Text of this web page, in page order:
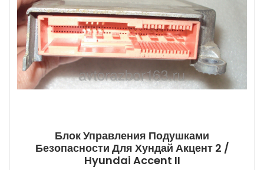
Блок Управления Подушками
Безопасности Для Хундай Акцент 2 /
Hyundai Accent II